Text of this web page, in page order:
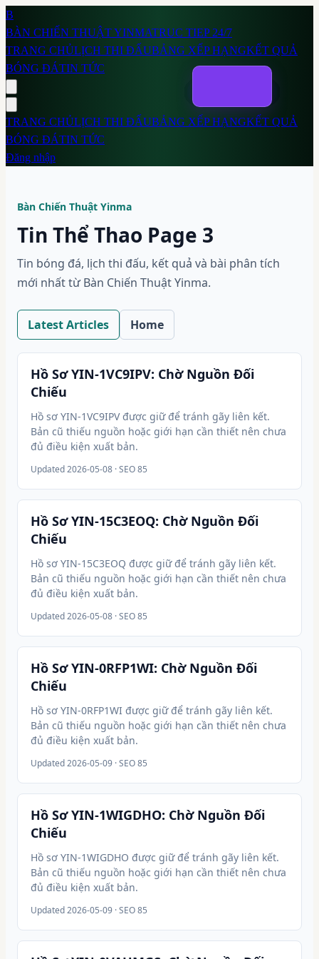
B
BÀN CHIẾN THUẬTYINMATRUC TIEP 24/7
TRANG CHỦLỊCH THI ĐẤUBẢNG XẾP HẠNGKẾT QUẢ
BÓNG ĐÁTIN TỨC
TRANG CHỦLỊCH THI ĐẤUBẢNG XẾP HẠNGKẾT QUẢ
BÓNG ĐÁTIN TỨC
Đăng nhập
Bàn Chiến Thuật Yinma
Tin Thể Thao Page 3
Tin bóng đá, lịch thi đấu, kết quả và bài phân tích
mới nhất từ Bàn Chiến Thuật Yinma.
Latest Articles Home
Hồ Sơ YIN-1VC9IPV: Chờ Nguồn Đối
Chiếu
Hồ sơ YIN-1VC9IPV được giữ để tránh gãy liên kết.
Bản cũ thiếu nguồn hoặc giới hạn cần thiết nên chưa
đủ điều kiện xuất bản.
Updated2026-05-08 · SEO 85
Hồ Sơ YIN-15C3EOQ: Chờ Nguồn Đối
Chiếu
Hồ sơ YIN-15C3EOQ được giữ để tránh gãy liên kết.
Bản cũ thiếu nguồn hoặc giới hạn cần thiết nên chưa
đủ điều kiện xuất bản.
Updated2026-05-08 · SEO 85
Hồ Sơ YIN-0RFP1WI: Chờ Nguồn Đối
Chiếu
Hồ sơ YIN-0RFP1WI được giữ để tránh gãy liên kết.
Bản cũ thiếu nguồn hoặc giới hạn cần thiết nên chưa
đủ điều kiện xuất bản.
Updated2026-05-09 · SEO 85
Hồ Sơ YIN-1WIGDHO: Chờ Nguồn Đối
Chiếu
Hồ sơ YIN-1WIGDHO được giữ để tránh gãy liên kết.
Bản cũ thiếu nguồn hoặc giới hạn cần thiết nên chưa
đủ điều kiện xuất bản.
Updated2026-05-09 · SEO 85